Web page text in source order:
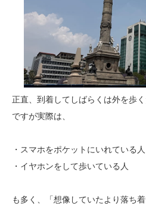
正直、到着してしばらくは外を歩
ですが実際は、
・スマホをポケットにいれている人
・イヤホンをして歩いている人
も多く、「想像していたより落ち